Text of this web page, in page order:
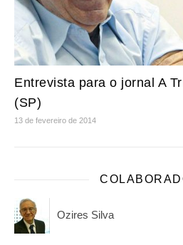
Entrevista para o jornal A
(SP)
13 de fevereiro de 2014
Ozires Silva